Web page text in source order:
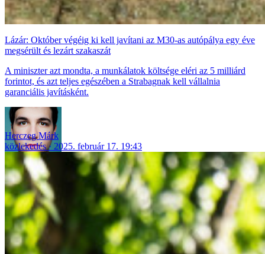
Lázár: Október végéig ki kell javítani az M30-as autópálya egy éve
megsérült és lezárt szakaszát
A miniszter azt mondta, a munkálatok költsége eléri az 5 milliárd
forintot, és azt teljes egészében a Strabagnak kell vállalnia
garanciális javításként.
Herczeg Márk
közlekedés
2025. február 17. 19:43